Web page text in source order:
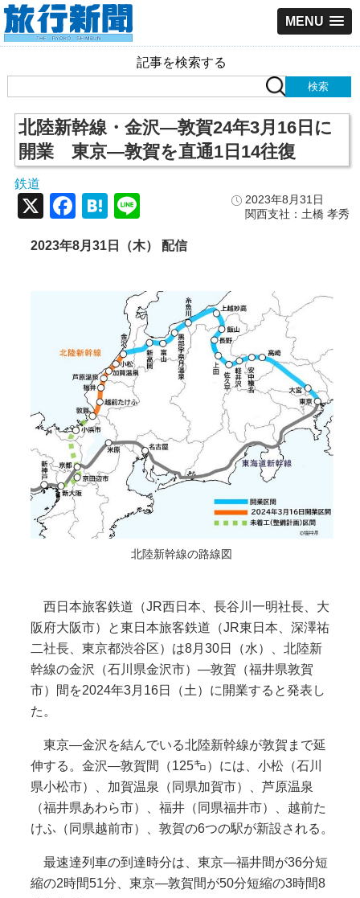
MENU
記事を検索する
北陸新幹線・金沢―敦賀24年3月16日に
開業 東京―敦賀を直通1日14往復
鉄道
2023年8月31日
関西支社：土橋 孝秀
X Facebook
Hatena
2023年8月31日（木） 配信
北陸新幹線の路線図
西日本旅客鉄道（JR西日本、長谷川一明社長、大
阪府大阪市）と東日本旅客鉄道（JR東日本、深澤祐
二社長、東京都渋谷区）は8月30日（水）、北陸新
幹線の金沢（石川県金沢市）―敦賀（福井県敦賀
市）間を2024年3月16日（土）に開業すると発表し
た。
東京―金沢を結んでいる北陸新幹線が敦賀まで延
伸する。金沢―敦賀間（125㌔）には、小松（石川
県小松市）、加賀温泉（同県加賀市）、芦原温泉
（福井県あわら市）、福井（同県福井市）、越前た
けふ（同県越前市）、敦賀の6つの駅が新設される。
最速達列車の到達時分は、東京―福井間が36分短
縮の2時間51分、東京―敦賀間が50分短縮の3時間8